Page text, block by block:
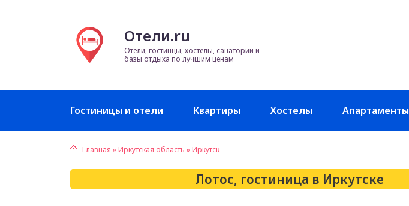
Отели.ru
Отели, гостинцы, хостелы, санатории и
базы отдыха по лучшим ценам
Гостиницы и отели Квартиры Хостелы Апартаменты
Главная »Иркутская область »Иркутск
Лотос, гостиница в Иркутске